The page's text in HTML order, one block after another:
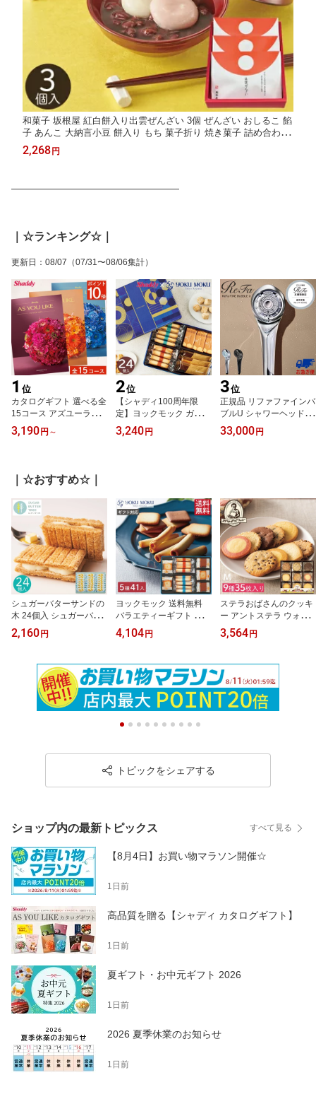
和菓子 坂根屋 紅白餅入り出雲ぜんざい 3個 ぜんざい おしるこ 餡
子 あんこ 大納言小豆 餅入り もち 菓子折り 焼き菓子 詰め合わせ
セット ギフト プレゼント 内祝い お返し 出産 結婚 香典返し お供
え お供え 個包装 小分け バレンタイン 2026 ホワイトデー お返し
2,268円
―――――――――――――――――
｜☆ランキング☆｜
更新日 ： 08/07 （07/31〜08/06集計）
1 位
カタログギフト 選べる全
15コース アズユーライ
ク カタログ グルメ スイ
ーツ お菓子 選べるギフ
せ セット お返し 出産 結
婚祝い 快気祝い 新築 お
祝い 景品 粗品 贈り物 メ
ッセージ 楽天 お中元 御
中元 暑中見舞い 夏ギフ
ト
3,190円 ～
2位
【シャディ100周年限
定】ヨックモック ガトー
サンパ YGSP-A コラボ
パッケージ スイーツ お
婚 挨拶 手土産 退職 祝い
かわいい おしゃれ リト
切り絵 ホワイトデー お
返し
3,240円
3位
正規品 リファファインバ
ブルU シャワーヘッド リ
ファ RS-BH-15A MTG 頭
皮 ケア マッサージ 浴室
プレゼント ギフト 結婚
新生活 png 誕生日
33,000円
｜☆おすすめ☆｜
シュガーバターサンドの
木 24個入 シュガーバタ
ーの木 シリアル菓子 チ
ョコレート菓子 スイーツ
子 常温 おやつ ギフト プ
レゼント 詰め合わせ 個
包装 小分け 大量 贈答 進
物 ばらまき 菓子折り 退
職 おもたせ 異動 挨拶 祝
2,160円
ヨックモック 送料無料
バラエティーギフト M 4
1個入 シガール お菓子 菓
子折り 焼き菓子 クッキ
し 人気 詰め合わせ yoku
moku 結婚 快気祝い お供
え 個包装 洋菓子 ギフト
退職 祝い お礼 プレゼン
ト 内祝い 定年 異動 卒業
お祝い 送料無料 お返し
4,104円
ステラおばさんのクッキ
ー アントステラ ウォー
ムハート M 35枚 E-30 ク
ッキー 焼き菓子 お菓子
産 個包装 小分け 大量 内
祝い ステラおばさん お
返し 出産 結婚 快気 香典
返し 退職 産休前 ギフト
内祝い ブランド のし お
3,564円
トピックをシェアする
ショップ内の最新トピックス すべて見る
【8月4日】お買い物マラソン開催☆
1日前
高品質を贈る【シャディ カタログギフト】
1日前
夏ギフト・お中元ギフト 2026
1日前
2026 夏季休業のお知らせ
1日前